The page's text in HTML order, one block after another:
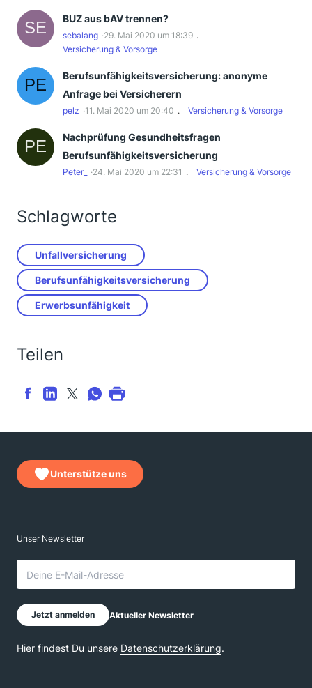
BUZ aus bAV trennen?
sebalang 29. Mai 2020 um 18:39
Versicherung & Vorsorge
Berufsunfähigkeitsversicherung: anonyme
Anfrage bei Versicherern
pelz 11. Mai 2020 um 20:40 Versicherung & Vorsorge
Nachprüfung Gesundheitsfragen
Berufsunfähigkeitsversicherung
Peter_ 24. Mai 2020 um 22:31 Versicherung & Vorsorge
Schlagworte
Unfallversicherung
Berufsunfähigkeitsversicherung
Erwerbsunfähigkeit
Teilen
Unterstütze uns